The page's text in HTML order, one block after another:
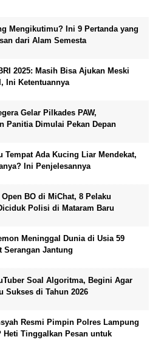
Mengikutimu? Ini 9 Pertanda yang
dari Alam Semesta
2025: Masih Bisa Ajukan Meski
Ini Ketentuannya
Gelar Pilkades PAW,
Panitia Dimulai Pekan Depan
Tempat Ada Kucing Liar Mendekat,
Ini Penjelesannya
BO di MiChat, 8 Pelaku
Polisi di Mataram Baru
Meninggal Dunia di Usia 59
Serangan Jantung
Soal Algoritma, Begini Agar
Sukses di Tahun 2026
Resmi Pimpin Polres Lampung
Heti Tinggalkan Pesan untuk